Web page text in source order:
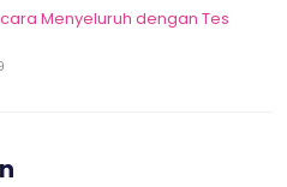
Menyeluruh dengan Tes